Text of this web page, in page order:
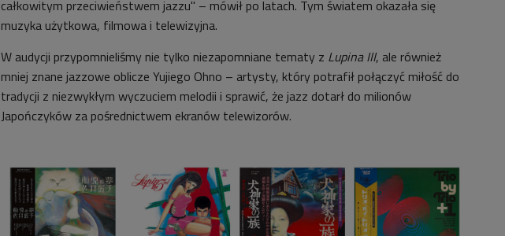
całkowitym przeciwieństwem jazzu" – mówił po latach. Tym światem okazała się
muzyka użytkowa, filmowa i telewizyjna.
W audycji przypomnieliśmy nie tylko niezapomniane tematy z Lupina III, ale również
mniej znane jazzowe oblicze Yujiego Ohno – artysty, który potrafił połączyć miłość do
tradycji z niezwykłym wyczuciem melodii i sprawić, że jazz dotarł do milionów
Japończyków za pośrednictwem ekranów telewizorów.